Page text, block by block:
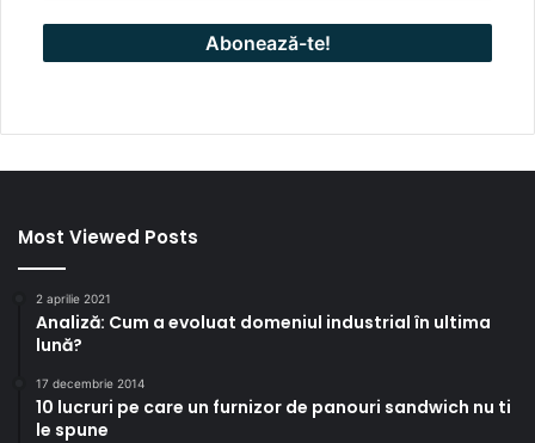
Most Viewed Posts
2 aprilie 2021
Analiză: Cum a evoluat domeniul industrial în ultima
lună?
17 decembrie 2014
10 lucruri pe care un furnizor de panouri sandwich nu ti
le spune